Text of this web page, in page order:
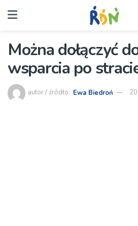
Można dołączyć
wsparcia po
autor / źródło: Ewa Biedroń